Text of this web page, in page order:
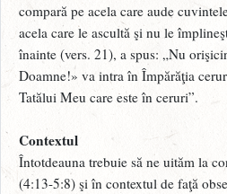
compară pe acela care aude
acela care le ascultă şi nu le
înainte (vers. 21), a spus: „Nu
Doamne!» va intra în Împărăţia
Tatălui Meu care este în ceruri”.
Contextul
Întotdeauna trebuie să ne uităm la
(4:13-5:8) şi în contextul de faţă